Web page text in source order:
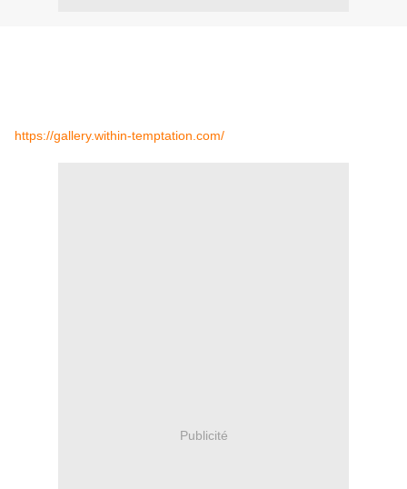
https://gallery.within-temptation.com/
Publicité